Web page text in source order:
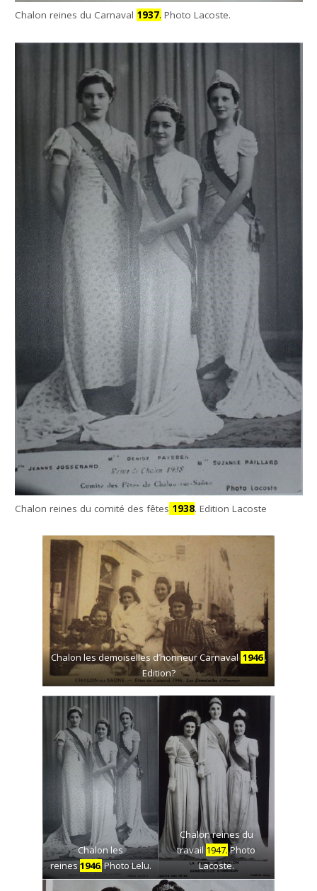
Chalon reines du Carnaval 1937. Photo Lacoste.
Chalon reines du comité des fêtes 1938. Edition Lacoste
Chalon les demoiselles d’honneur Carnaval 1946.
Edition?
Chalon les
reines 1946.Photo Lelu.
Chalon reines du
travail1947.Photo
Lacoste.